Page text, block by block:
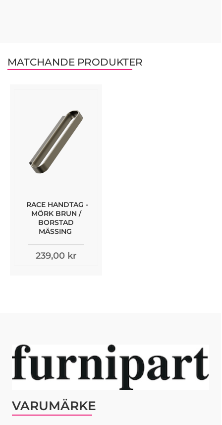
MATCHANDE PRODUKTER
RACE HANDTAG -
MÖRK BRUN /
BORSTAD
MÄSSING
239,00 kr
VARUMÄRKE